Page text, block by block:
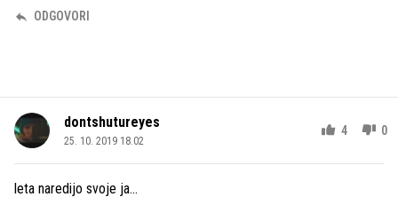
ODGOVORI
dontshutureyes
25. 10. 2019 18.02
4 0
leta naredijo svoje ja...